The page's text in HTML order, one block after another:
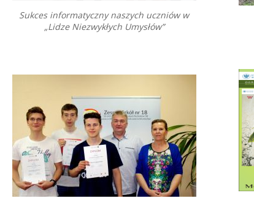
Sukces informatyczny naszych uczniów w
„Lidze Niezwykłych Umysłów”